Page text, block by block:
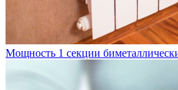
Мощность 1 секции